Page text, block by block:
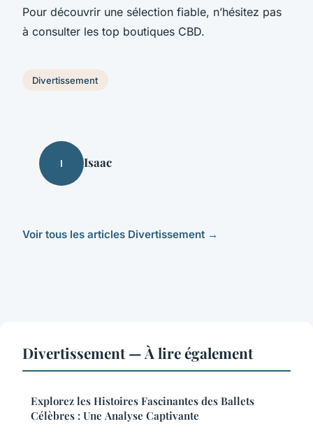
Pour découvrir une sélection fiable, n’hésitez pas
à consulter les top boutiques CBD.
Divertissement
I Isaac
Voir tous les articles Divertissement →
Divertissement — À lire également
Explorez les Histoires Fascinantes des Ballets
Célèbres : Une Analyse Captivante